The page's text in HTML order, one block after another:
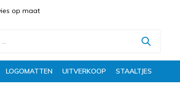
op maat
LOGOMATTEN UITVERKOOP STAALTJES